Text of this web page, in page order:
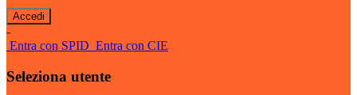
-
Entra con SPID Entra con CIE
Seleziona utente